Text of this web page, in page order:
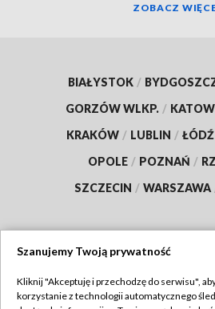
ZOBACZ
BIAŁYSTOK /
GORZÓW WLKP. /
KRAKÓW / LUBLIN / ŁÓDŹ
OPOLE / POZNAŃ /
SZCZECIN / WARSZAWA
TVP
Szanujemy Twoją prywatność
Kliknij "Akceptuję i przechodzę do serwisu",
korzystanie z technologii automatycznego